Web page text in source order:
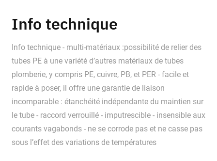
Info technique
Info technique - multi-matériaux :possibilité de relier des
tubes PE à une variété d’autres matériaux de tubes
plomberie, y compris PE, cuivre, PB, et PER - facile et
rapide à poser, il offre une garantie de liaison
incomparable : étanchéité indépendante du maintien sur
le tube - raccord verrouillé - imputrescible - insensible aux
courants vagabonds - ne se corrode pas et ne casse pas
sous l’effet des variations de températures